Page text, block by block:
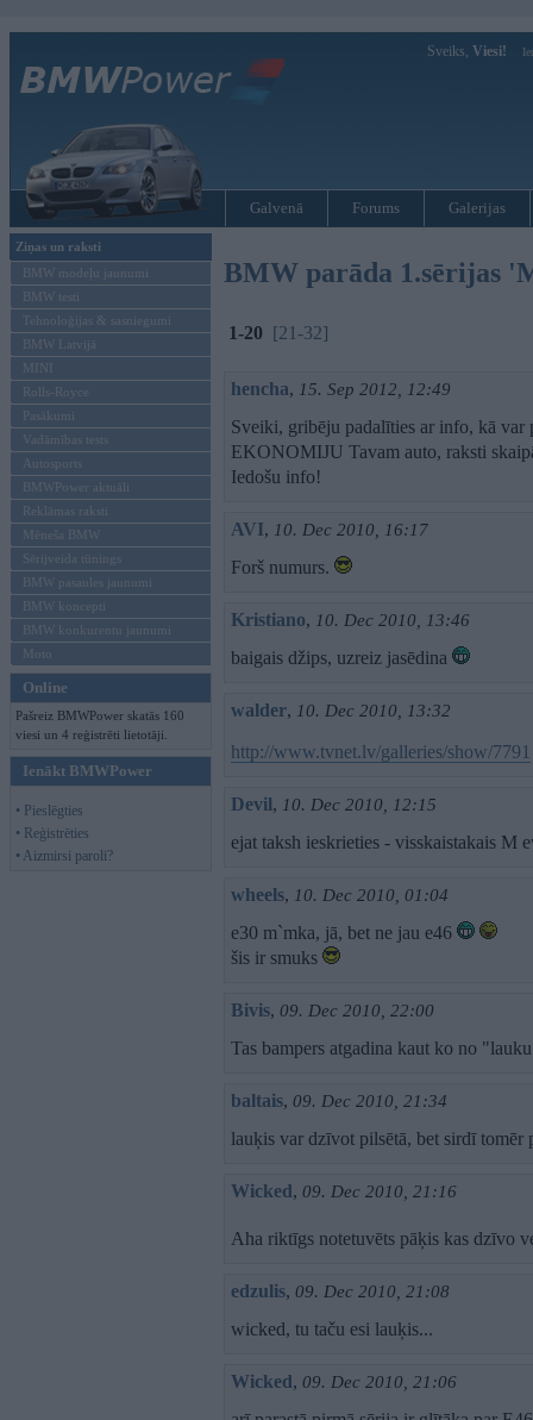
Sveiks, Viesi!
Galvenā Forums Galerijas
Ziņas un raksti
BMW modeļu jaunumi
BMW testi
Tehnoloģijas & sasniegumi
BMW Latvijā
MINI
Rolls-Royce
Pasākumi
Vadāmības tests
Autosports
BMWPower aktuāli
Reklāmas raksti
Mēneša BMW
Sērijveida tūnings
BMW pasaules jaunumi
BMW koncepti
BMW konkurentu jaunumi
Moto
Online
Pašreiz BMWPower skatās 160
viesi un 4 reģistrēti lietotāji.
Ienākt BMWPower
• Pieslēgties
• Reģistrēties
• Aizmirsi paroli?
BMW parāda 1.sērijas
1-20 [21-32]
hencha, 15. Sep 2012, 12:49
Sveiki, gribēju padalīties ar info, kā
EKONOMIJU Tavam auto, raksti
Iedošu info!
AVI, 10. Dec 2010, 16:17
Forš numurs.
Kristiano, 10. Dec 2010, 13:46
baigais džips, uzreiz jasēdina
walder, 10. Dec 2010, 13:32
http://www.tvnet.lv/galleries/show/7791
Devil, 10. Dec 2010, 12:15
ejat taksh ieskrieties - visskaistakais M
wheels, 10. Dec 2010, 01:04
e30 m`mka, jā, bet ne jau e46
šis ir smuks
Bivis, 09. Dec 2010, 22:00
Tas bampers atgadina kaut ko no
baltais, 09. Dec 2010, 21:34
lauķis var dzīvot pilsētā, bet sirdī
Wicked, 09. Dec 2010, 21:16
Aha riktīgs notetuvēts pāķis kas dzīvo
edzulis, 09. Dec 2010, 21:08
wicked, tu taču esi lauķis...
Wicked, 09. Dec 2010, 21:06